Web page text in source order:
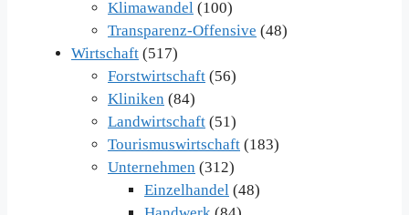
Klimawandel (100)
Transparenz-Offensive (48)
Wirtschaft (517)
Forstwirtschaft (56)
Kliniken (84)
Landwirtschaft (51)
Tourismuswirtschaft (183)
Unternehmen (312)
Einzelhandel (48)